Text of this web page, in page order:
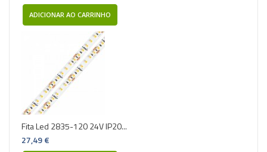
ADICIONAR AO CARRINHO
Fita Led 2835-120 24V IP20...
27,49 €